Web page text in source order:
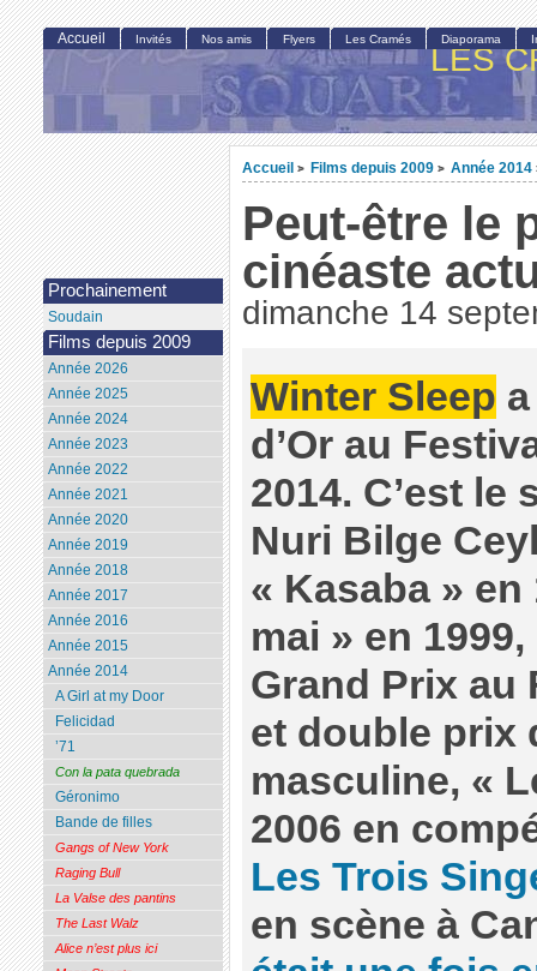
LES
Accueil > Films depuis 2009 > Année 2014
Peut-être le
cinéaste
dimanche 14
Winter Sleep
d’Or au
2014. C’est le
Nuri Bilge
« Kasaba » en
mai » en
Grand Prix au
et double prix
masculine, «
2006 en
Les Trois
en scène à
Accueil Invités Nos amis Flyers Les Cramés Diaporama
Prochainement
Soudain
Films depuis 2009
Année 2026
Année 2025
Année 2024
Année 2023
Année 2022
Année 2021
Année 2020
Année 2019
Année 2018
Année 2017
Année 2016
Année 2015
Année 2014
A Girl at my Door
Felicidad
’71
Con la pata quebrada
Géronimo
Bande de filles
Gangs of New York
Raging Bull
La Valse des pantins
The Last Walz
Alice n’est plus ici